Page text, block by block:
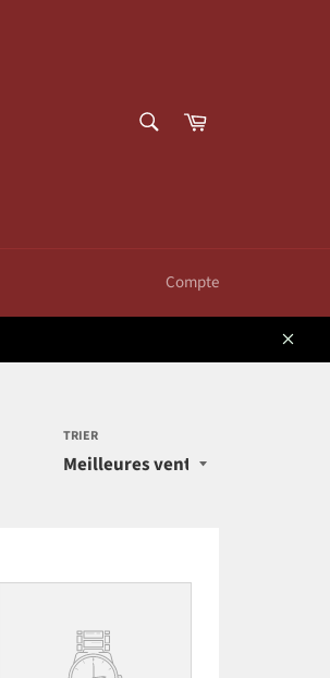
Panier
Compte
Close
TRIER